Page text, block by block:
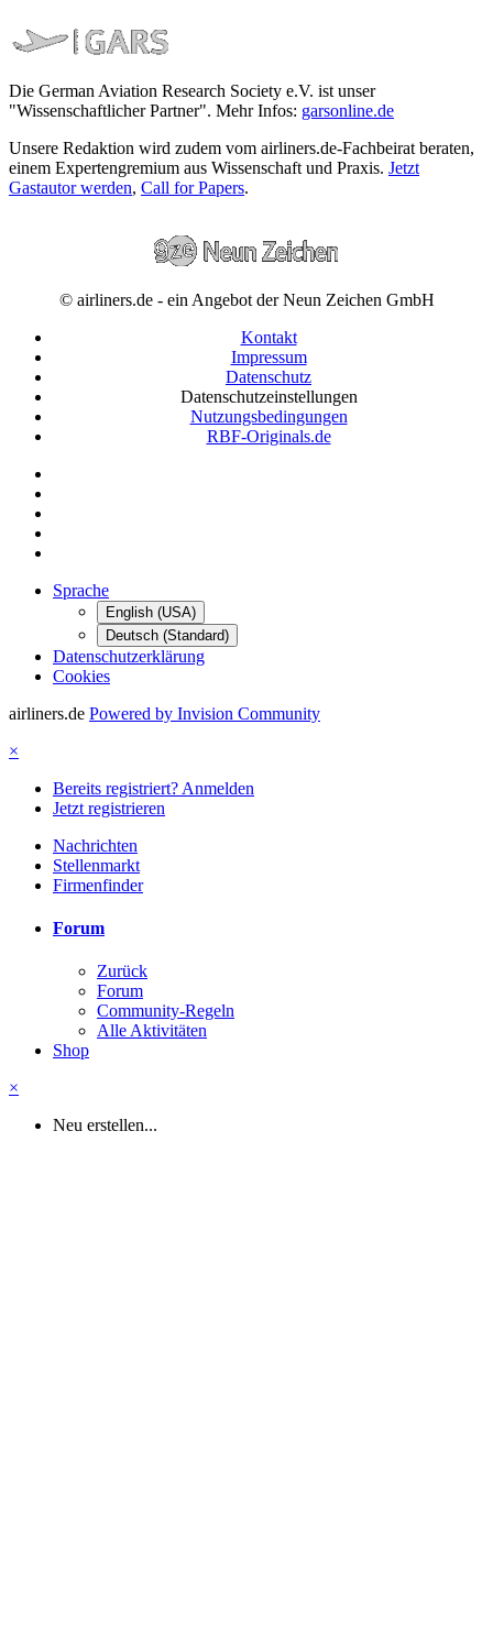
Die German Aviation Research Society e.V. ist unser
"Wissenschaftlicher Partner". Mehr Infos: garsonline.de
Unsere Redaktion wird zudem vom airliners.de-Fachbeirat beraten,
einem Expertengremium aus Wissenschaft und Praxis. Jetzt
Gastautor werden, Call for Papers.
© airliners.de - ein Angebot der Neun Zeichen GmbH
Kontakt
Impressum
Datenschutz
Datenschutzeinstellungen
Nutzungsbedingungen
RBF-Originals.de
Sprache
English (USA)
Deutsch (Standard)
Datenschutzerklärung
Cookies
airliners.de Powered by Invision Community
×
Bereits registriert? Anmelden
Jetzt registrieren
Nachrichten
Stellenmarkt
Firmenfinder
Forum
Zurück
Forum
Community-Regeln
Alle Aktivitäten
Shop
×
Neu erstellen...